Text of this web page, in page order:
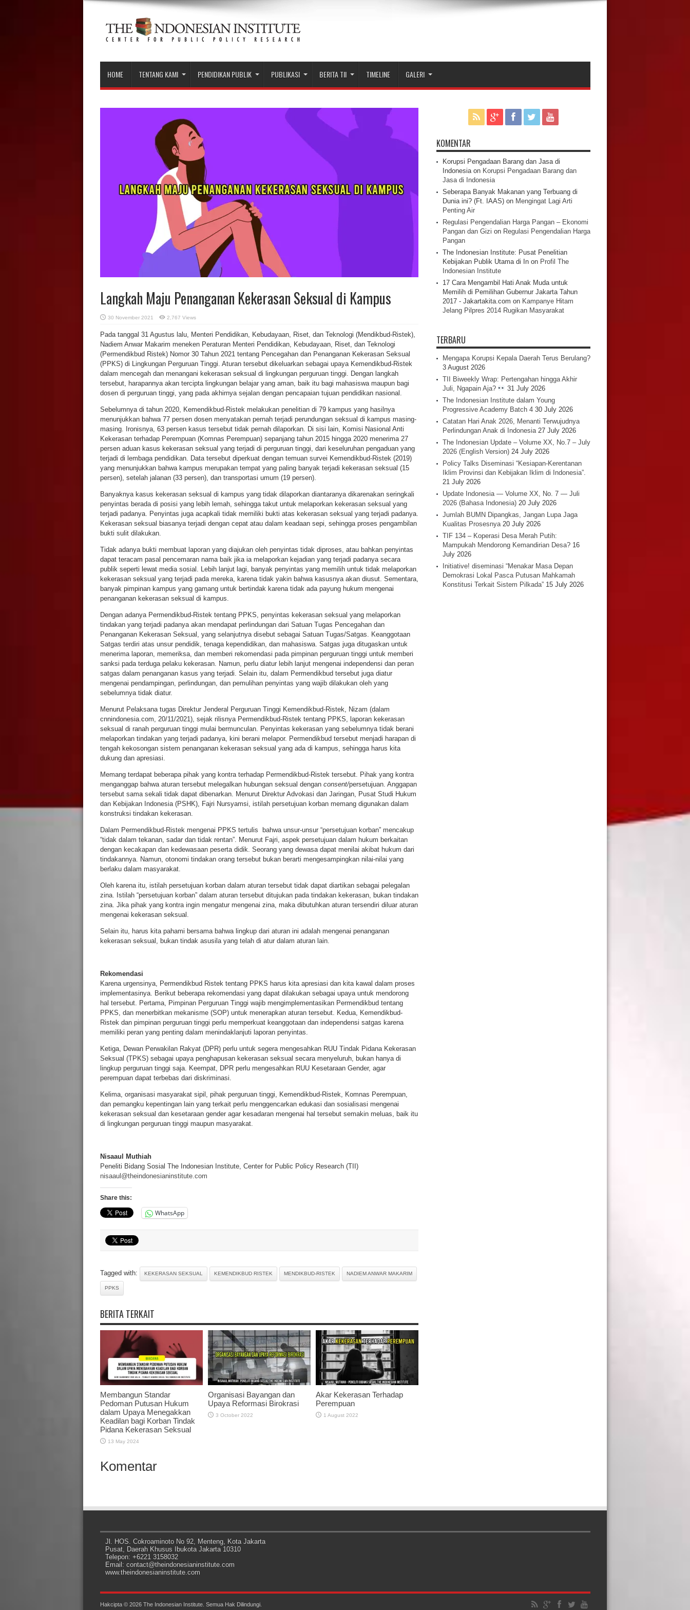
HOME TENTANG KAMI PENDIDIKAN PUBLIK PUBLIKASI BERITA TII TIMELINE GALERI
Langkah Maju Penanganan Kekerasan Seksual di Kampus
30 November 2021 2,767 Views
Pada tanggal 31 Agustus lalu, Menteri Pendidikan, Kebudayaan, Riset, dan Teknologi (Mendikbud-Ristek),
Nadiem Anwar Makarim meneken Peraturan Menteri Pendidikan, Kebudayaan, Riset, dan Teknologi
(Permendikbud Ristek) Nomor 30 Tahun 2021 tentang Pencegahan dan Penanganan Kekerasan Seksual
(PPKS) di Lingkungan Perguruan Tinggi. Aturan tersebut dikeluarkan sebagai upaya Kemendikbud-Ristek
dalam mencegah dan menangani kekerasan seksual di lingkungan perguruan tinggi. Dengan langkah
tersebut, harapannya akan tercipta lingkungan belajar yang aman, baik itu bagi mahasiswa maupun bagi
dosen di perguruan tinggi, yang pada akhirnya sejalan dengan pencapaian tujuan pendidikan nasional.
Sebelumnya di tahun 2020, Kemendikbud-Ristek melakukan penelitian di 79 kampus yang hasilnya
menunjukkan bahwa 77 persen dosen menyatakan pernah terjadi perundungan seksual di kampus masing-
masing. Ironisnya, 63 persen kasus tersebut tidak pernah dilaporkan. Di sisi lain, Komisi Nasional Anti
Kekerasan terhadap Perempuan (Komnas Perempuan) sepanjang tahun 2015 hingga 2020 menerima 27
persen aduan kasus kekerasan seksual yang terjadi di perguruan tinggi, dari keseluruhan pengaduan yang
terjadi di lembaga pendidikan. Data tersebut diperkuat dengan temuan survei Kemendikbud-Ristek (2019)
yang menunjukkan bahwa kampus merupakan tempat yang paling banyak terjadi kekerasan seksual (15
persen), setelah jalanan (33 persen), dan transportasi umum (19 persen).
Banyaknya kasus kekerasan seksual di kampus yang tidak dilaporkan diantaranya dikarenakan seringkali
penyintas berada di posisi yang lebih lemah, sehingga takut untuk melaporkan kekerasan seksual yang
terjadi padanya. Penyintas juga acapkali tidak memiliki bukti atas kekerasan seksual yang terjadi padanya.
Kekerasan seksual biasanya terjadi dengan cepat atau dalam keadaan sepi, sehingga proses pengambilan
bukti sulit dilakukan.
Tidak adanya bukti membuat laporan yang diajukan oleh penyintas tidak diproses, atau bahkan penyintas
dapat teracam pasal pencemaran nama baik jika ia melaporkan kejadian yang terjadi padanya secara
publik seperti lewat media sosial. Lebih lanjut lagi, banyak penyintas yang memilih untuk tidak melaporkan
kekerasan seksual yang terjadi pada mereka, karena tidak yakin bahwa kasusnya akan diusut. Sementara,
banyak pimpinan kampus yang gamang untuk bertindak karena tidak ada payung hukum mengenai
penanganan kekerasan seksual di kampus.
Dengan adanya Permendikbud-Ristek tentang PPKS, penyintas kekerasan seksual yang melaporkan
tindakan yang terjadi padanya akan mendapat perlindungan dari Satuan Tugas Pencegahan dan
Penanganan Kekerasan Seksual, yang selanjutnya disebut sebagai Satuan Tugas/Satgas. Keanggotaan
Satgas terdiri atas unsur pendidik, tenaga kependidikan, dan mahasiswa. Satgas juga ditugaskan untuk
menerima laporan, memeriksa, dan memberi rekomendasi pada pimpinan perguruan tinggi untuk memberi
sanksi pada terduga pelaku kekerasan. Namun, perlu diatur lebih lanjut mengenai independensi dan peran
satgas dalam penanganan kasus yang terjadi. Selain itu, dalam Permendikbud tersebut juga diatur
mengenai pendampingan, perlindungan, dan pemulihan penyintas yang wajib dilakukan oleh yang
sebelumnya tidak diatur.
Menurut Pelaksana tugas Direktur Jenderal Perguruan Tinggi Kemendikbud-Ristek, Nizam (dalam
cnnindonesia.com, 20/11/2021), sejak rilisnya Permendikbud-Ristek tentang PPKS, laporan kekerasan
seksual di ranah perguruan tinggi mulai bermunculan. Penyintas kekerasan yang sebelumnya tidak berani
melaporkan tindakan yang terjadi padanya, kini berani melapor. Permendikbud tersebut menjadi harapan di
tengah kekosongan sistem penanganan kekerasan seksual yang ada di kampus, sehingga harus kita
dukung dan apresiasi.
Memang terdapat beberapa pihak yang kontra terhadap Permendikbud-Ristek tersebut. Pihak yang kontra
menganggap bahwa aturan tersebut melegalkan hubungan seksual dengan consent/persetujuan. Anggapan
tersebut sama sekali tidak dapat dibenarkan. Menurut Direktur Advokasi dan Jaringan, Pusat Studi Hukum
dan Kebijakan Indonesia (PSHK), Fajri Nursyamsi, istilah persetujuan korban memang digunakan dalam
konstruksi tindakan kekerasan.
Dalam Permendikbud-Ristek mengenai PPKS tertulis bahwa unsur-unsur “persetujuan korban” mencakup
“tidak dalam tekanan, sadar dan tidak rentan”. Menurut Fajri, aspek persetujuan dalam hukum berkaitan
dengan kecakapan dan kedewasaan peserta didik. Seorang yang dewasa dapat menilai akibat hukum dari
tindakannya. Namun, otonomi tindakan orang tersebut bukan berarti mengesampingkan nilai-nilai yang
berlaku dalam masyarakat.
Oleh karena itu, istilah persetujuan korban dalam aturan tersebut tidak dapat diartikan sebagai pelegalan
zina. Istilah “persetujuan korban” dalam aturan tersebut ditujukan pada tindakan kekerasan, bukan tindakan
zina. Jika pihak yang kontra ingin mengatur mengenai zina, maka dibutuhkan aturan tersendiri diluar aturan
mengenai kekerasan seksual.
Selain itu, harus kita pahami bersama bahwa lingkup dari aturan ini adalah mengenai penanganan
kekerasan seksual, bukan tindak asusila yang telah di atur dalam aturan lain.
Rekomendasi
Karena urgensinya, Permendikbud Ristek tentang PPKS harus kita apresiasi dan kita kawal dalam proses
implementasinya. Berikut beberapa rekomendasi yang dapat dilakukan sebagai upaya untuk mendorong
hal tersebut. Pertama, Pimpinan Perguruan Tinggi wajib mengimplementasikan Permendikbud tentang
PPKS, dan menerbitkan mekanisme (SOP) untuk menerapkan aturan tersebut. Kedua, Kemendikbud-
Ristek dan pimpinan perguruan tinggi perlu memperkuat keanggotaan dan independensi satgas karena
memiliki peran yang penting dalam menindaklanjuti laporan penyintas.
Ketiga, Dewan Perwakilan Rakyat (DPR) perlu untuk segera mengesahkan RUU Tindak Pidana Kekerasan
Seksual (TPKS) sebagai upaya penghapusan kekerasan seksual secara menyeluruh, bukan hanya di
lingkup perguruan tinggi saja. Keempat, DPR perlu mengesahkan RUU Kesetaraan Gender, agar
perempuan dapat terbebas dari diskriminasi.
Kelima, organisasi masyarakat sipil, pihak perguruan tinggi, Kemendikbud-Ristek, Komnas Perempuan,
dan pemangku kepentingan lain yang terkait perlu menggencarkan edukasi dan sosialisasi mengenai
kekerasan seksual dan kesetaraan gender agar kesadaran mengenai hal tersebut semakin meluas, baik itu
di lingkungan perguruan tinggi maupun masyarakat.
Nisaaul Muthiah
Peneliti Bidang Sosial The Indonesian Institute, Center for Public Policy Research (TII)
nisaaul@theindonesianinstitute.com
Share this:
WhatsApp
Tagged with: KEKERASAN SEKSUAL KEMENDIKBUD RISTEK MENDIKBUD-RISTEK NADIEM ANWAR MAKARIM
PPKS
BERITA TERKAIT
Membangun Standar
Pedoman Putusan Hukum
dalam Upaya Menegakkan
Keadilan bagi Korban Tindak
Pidana Kekerasan Seksual
13 May 2024
Organisasi Bayangan dan
Upaya Reformasi Birokrasi
3 October 2022
Akar Kekerasan Terhadap
Perempuan
1 August 2022
Komentar
KOMENTAR
Korupsi Pengadaan Barang dan Jasa di
Indonesiaon Korupsi Pengadaan Barang dan
Jasa di Indonesia
Seberapa Banyak Makanan yang Terbuang di
Dunia ini? (Ft. IAAS)on Mengingat Lagi Arti
Penting Air
Regulasi Pengendalian Harga Pangan – Ekonomi
Pangan dan Gizi on Regulasi Pengendalian Harga
Pangan
The Indonesian Institute: Pusat Penelitian
Kebijakan Publik Utama di Inon Profil The
Indonesian Institute
17 Cara Mengambil Hati Anak Muda untuk
Memilih di Pemilihan Gubernur Jakarta Tahun
2017 - Jakartakita.com on Kampanye Hitam
Jelang Pilpres 2014 Rugikan Masyarakat
TERBARU
Mengapa Korupsi Kepala Daerah Terus Berulang?
3 August 2026
TII Biweekly Wrap: Pertengahan hingga Akhir
Juli, Ngapain Aja?
31 July 2026
The Indonesian Institute dalam Young
Progressive Academy Batch 4 30 July 2026
Catatan Hari Anak 2026, Menanti Terwujudnya
Perlindungan Anak di Indonesia 27 July 2026
The Indonesian Update – Volume XX, No.7 – July
2026 (English Version) 24 July 2026
Policy Talks Diseminasi “Kesiapan-Kerentanan
Iklim Provinsi dan Kebijakan Iklim di Indonesia”.
21 July 2026
Update Indonesia — Volume XX, No. 7 — Juli
2026 (Bahasa Indonesia) 20 July 2026
Jumlah BUMN Dipangkas, Jangan Lupa Jaga
Kualitas Prosesnya 20 July 2026
TIF 134 – Koperasi Desa Merah Putih:
Mampukah Mendorong Kemandirian Desa? 16
July 2026
Initiative! diseminasi “Menakar Masa Depan
Demokrasi Lokal Pasca Putusan Mahkamah
Konstitusi Terkait Sistem Pilkada” 15 July 2026
Jl. HOS. Cokroaminoto No 92, Menteng, Kota Jakarta
Pusat, Daerah Khusus Ibukota Jakarta 10310
Telepon: +6221 3158032
Email: contact@theindonesianinstitute.com
www.theindonesianinstitute.com
Hakcipta © 2026 The Indonesian Institute. Semua Hak Dilindungi.